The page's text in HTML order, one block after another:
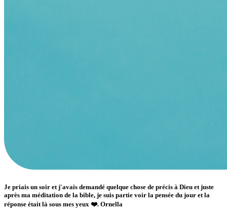
Je priais un soir et j'avais demandé quelque chose de précis à Dieu et juste
après ma méditation de la bible, je suis partie voir la pensée du jour et la
réponse était là sous mes yeux ❤️. Ornella